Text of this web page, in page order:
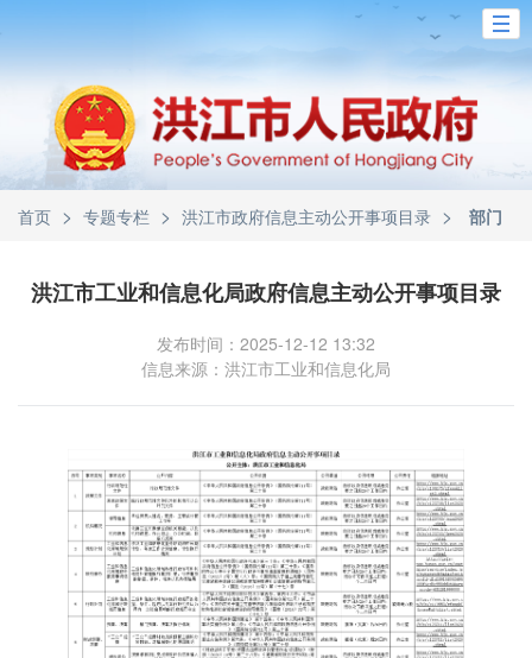
首页 > 专题专栏 > 洪江市政府信息主动公开事项目录 > 部门
洪江市工业和信息化局政府信息主动公开事项目录
发布时间：2025-12-12 13:32
信息来源：洪江市工业和信息化局